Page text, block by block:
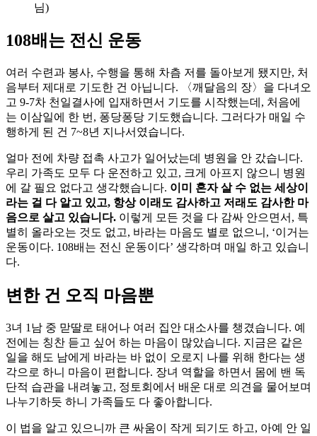
님)
108배는 전신 운동
여러 수련과 봉사, 수행을 통해 차츰 저를 돌아보게 됐지만, 처
음부터 제대로 기도한 건 아닙니다. 〈깨달음의 장〉을 다녀오
고 9-7차 천일결사에 입재하면서 기도를 시작했는데, 처음에
는 이삼일에 한 번, 퐁당퐁당 기도했습니다. 그러다가 매일 수
행하게 된 건 7~8년 지나서였습니다.
얼마 전에 차량 접촉 사고가 일어났는데 병원을 안 갔습니다.
우리 가족도 모두 다 운전하고 있고, 크게 아프지 않으니 병원
에 갈 필요 없다고 생각했습니다. 이미 혼자 살 수 없는 세상이
라는 걸 다 알고 있고, 항상 이래도 감사하고 저래도 감사한 마
음으로 살고 있습니다. 이렇게 모든 것을 다 감싸 안으면서, 특
별히 올라오는 것도 없고, 바라는 마음도 별로 없으니, ‘이거는
운동이다. 108배는 전신 운동이다’ 생각하며 매일 하고 있습니
다.
변한 건 오직 마음뿐
3녀 1남 중 맏딸로 태어나 여러 집안 대소사를 챙겼습니다. 예
전에는 칭찬 듣고 싶어 하는 마음이 많았습니다. 지금은 같은
일을 해도 남에게 바라는 바 없이 오로지 나를 위해 한다는 생
각으로 하니 마음이 편합니다. 장녀 역할을 하면서 몸에 밴 독
단적 습관을 내려놓고, 정토회에서 배운 대로 의견을 물어보며
나누기하듯 하니 가족들도 다 좋아합니다.
이 법을 알고 있으니까 큰 싸움이 작게 되기도 하고, 아예 안 일